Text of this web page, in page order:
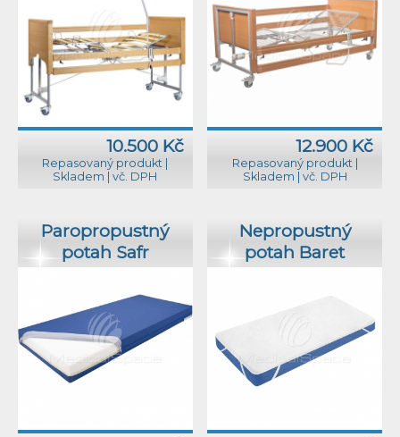
10.500 Kč
Repasovaný produkt
Skladem
vč. DPH
12.900 Kč
Repasovaný produkt
Skladem
vč. DPH
Paropropustný
potah Safr
Nepropustný
potah Baret